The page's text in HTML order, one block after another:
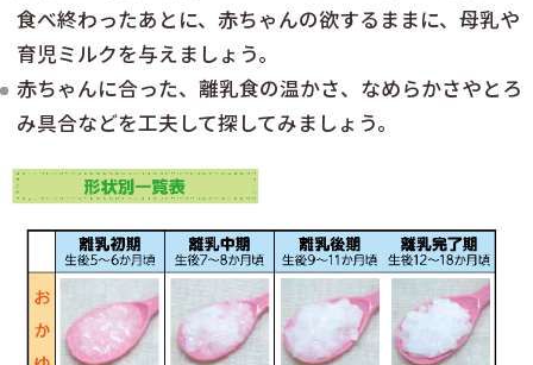
食べ終わったあとに、赤ちゃんの欲するままに、母乳や
育児ミルクを与えましょう。
赤ちゃんに合った、離乳食の温かさ、なめらかさやとろ
み具合などを工夫して探してみましょう。